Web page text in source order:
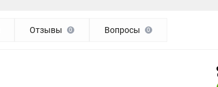
Отзывы 0 Вопросы 0